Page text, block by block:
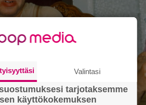
Valintasi
tarjotaksemme
käyttökokemuksen